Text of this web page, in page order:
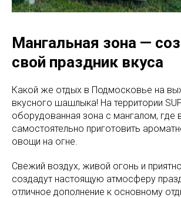
Мангальная зона —
свой праздник вкуса
Какой же отдых в Подмосковье на
вкусного шашлыка! На территории
оборудованная зона с мангалом, где
самостоятельно приготовить
овощи на огне.
Свежий воздух, живой огонь и
создадут настоящую атмосферу
отличное дополнение к основному